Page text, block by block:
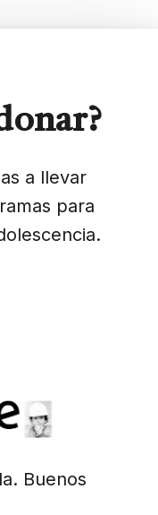
Buenos
a llevar
para